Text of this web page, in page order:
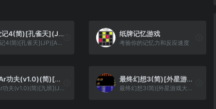
屠龙记4(简)[孔雀天](JP)[ACT](1.5Mb)
屠龙记4(简)[孔雀天](JP)[ACT](1.5Mb)
纸牌记忆游戏
考验你的记忆力和反应速度
YieAr功夫(v1.0)(简)[九班](JP)[FTG](0.18Mb)
YieAr功夫(v1.0)(简)[九班](JP)[FTG](0.18Mb)
最终幻想3(简)[外星游戏大厅](JP)[RPG](8Mb)
最终幻想3(简)[外星游戏大厅](JP)[RPG](8Mb)